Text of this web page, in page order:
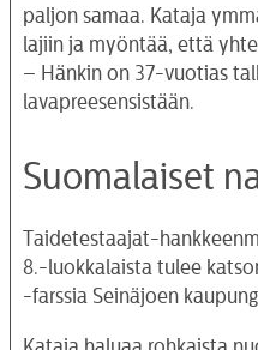
paljon samaa. Kataja
lajiin ja myöntää, että
– Hänkin on 37-vuotias
lavapreesensistään.
Suomalaiset
Taidetestaajat-
8.-luokkalaista tulee
-farssia Seinäjoen